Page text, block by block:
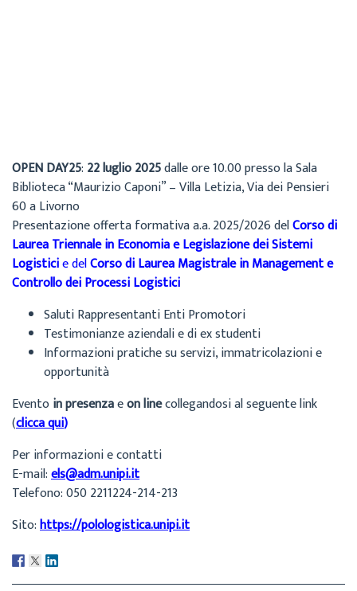
OPEN DAY25: 22 luglio 2025dalle ore 10.00 presso la Sala
Biblioteca “Maurizio Caponi” – Villa Letizia, Via dei Pensieri
60 a Livorno
Presentazione offerta formativa a.a. 2025/2026 delCorso di
Laurea Triennale in Economia e Legislazione dei Sistemi
Logisticie delCorso di Laurea Magistrale in Management e
Controllo dei Processi Logistici
Saluti Rappresentanti Enti Promotori
Testimonianze aziendali e di ex studenti
Informazioni pratiche su servizi, immatricolazioni e
opportunità
Evento in presenzaeon linecollegandosi al seguente link
(clicca qui)
Per informazioni e contatti
E-mail:els@adm.unipi.it
Telefono: 050 2211224-214-213
Sito:https://polologistica.unipi.it